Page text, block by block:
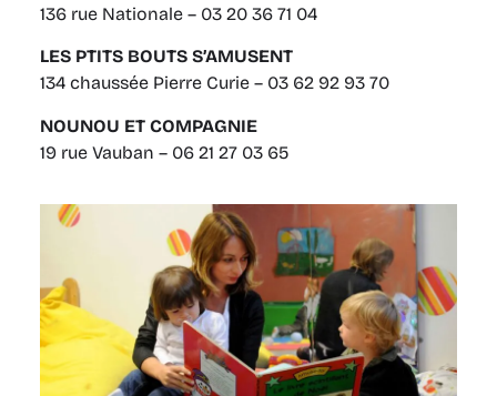
136 rue Nationale – 03 20 36 71 04
LES PTITS BOUTS S’AMUSENT
134 chaussée Pierre Curie – 03 62 92 93 70
NOUNOU ET COMPAGNIE
19 rue Vauban – 06 21 27 03 65